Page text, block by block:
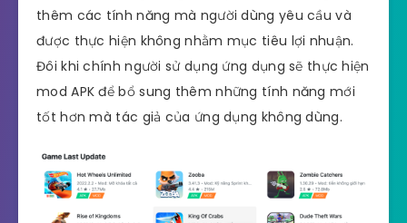
thêm các tính năng mà người dùng yêu cầu và
được thực hiện không nhằm mục tiêu lợi nhuận.
Đôi khi chính người sử dụng ứng dụng sẽ thực hiện
mod APK để bổ sung thêm những tính năng mới
tốt hơn mà tác giả của ứng dụng không dùng.